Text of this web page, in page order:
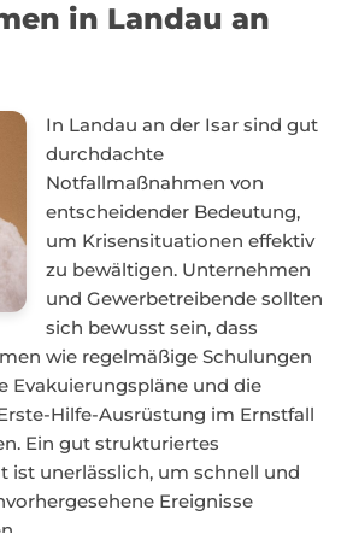
in Landau an
In Landau an der Isar sind gut
durchdachte
Notfallmaßnahmen von
entscheidender Bedeutung,
um Krisensituationen effektiv
zu bewältigen. Unternehmen
und Gewerbetreibende sollten
sich bewusst sein, dass
wie regelmäßige Schulungen
Evakuierungspläne und die
Hilfe-Ausrüstung im Ernstfall
Ein gut strukturiertes
ist unerlässlich, um schnell und
Ereignisse